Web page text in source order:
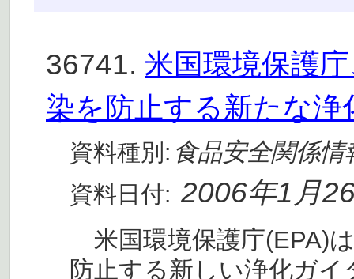
36741. 米国環境保護
染を防止する新たな
資料種別: 食品安全関係情
資料日付: 2006年1月
米国環境保護庁(EPA)
防止する新しい浄化ガ